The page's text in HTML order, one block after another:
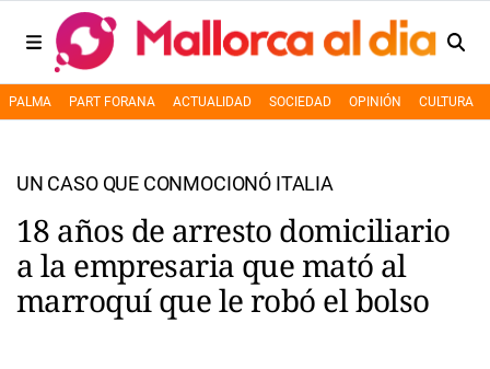
PALMA PART FORANA ACTUALIDAD SOCIEDAD OPINIÓN CULTURA
UN CASO QUE CONMOCIONÓ ITALIA
18 años de arresto domiciliario
a la empresaria que mató al
marroquí que le robó el bolso